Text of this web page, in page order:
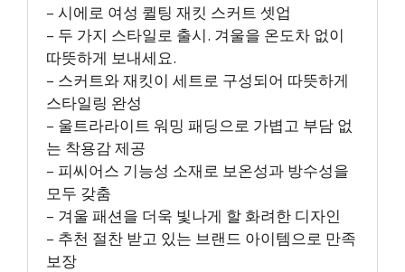
– 시에로 여성 퀼팅 재킷 스커트 셋업
– 두 가지 스타일로 출시. 겨울을 온도차 없이
따뜻하게 보내세요.
– 스커트와 재킷이 세트로 구성되어 따뜻하게
스타일링 완성
– 울트라라이트 워밍 패딩으로 가볍고 부담 없
는 착용감 제공
– 피씨어스 기능성 소재로 보온성과 방수성을
모두 갖춤
– 겨울 패션을 더욱 빛나게 할 화려한 디자인
– 추천 절찬 받고 있는 브랜드 아이템으로 만족
보장